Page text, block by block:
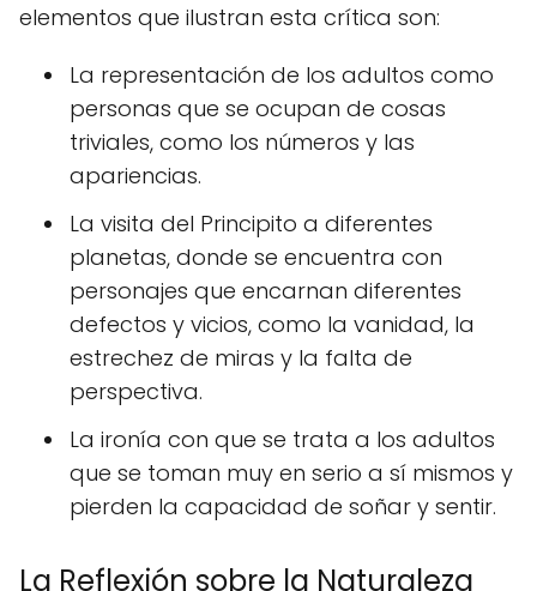
elementos que ilustran esta crítica son:
La representación de los adultos como
personas que se ocupan de cosas
triviales, como los números y las
apariencias.
La visita del Principito a diferentes
planetas, donde se encuentra con
personajes que encarnan diferentes
defectos y vicios, como la vanidad, la
estrechez de miras y la falta de
perspectiva.
La ironía con que se trata a los adultos
que se toman muy en serio a sí mismos y
pierden la capacidad de soñar y sentir.
La Reflexión sobre la Naturaleza